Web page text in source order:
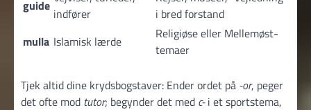
guide indfører
i bred forstand
mulla Islamisk lærde
Religiøse eller Mellemøst-
temaer
Tjek altid dine krydsbogstaver: Ender ordet på -or, peger
det ofte mod tutor; begynder det med c-i et sportstema,